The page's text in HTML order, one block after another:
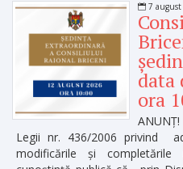
7
data
ora
Legii nr. 436/2006 privind
modificările și